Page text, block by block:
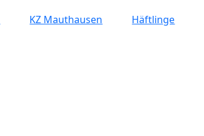
KZ Mauthausen Häftlinge